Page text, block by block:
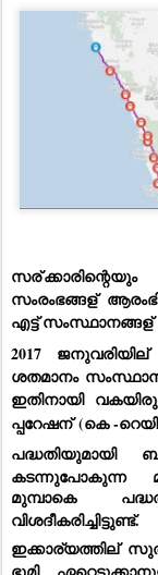
സര്
സംരംഭങ്ങള്
എട്ട് സംസ്ഥാനങ്ങള്
2017 ജനുവരിയില്
ശതമാനം
ഇതിനായി
പ്പറേഷന് (കെ -
പദ്ധതിയുമായി
കടന്നുപോകുന്ന
മുമ്പാകെ
വിശദീകരിച്ചിട്ടുണ്ട്.
ഇക്കാര്യത്തില്